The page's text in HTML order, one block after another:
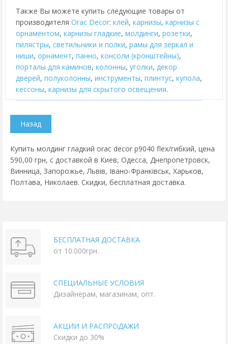
Также Вы можете купить следующие товары от
производителя Orac Decor: клей, карнизы, карнизы с
орнаментом, карнизы гладкие, молдинги, розетки,
пилястры, cветильники и полки, рамы для зеркал и
ниши, орнамент, панно, консоли (кронштейны),
порталы для каминов, колонны, уголки, декор
дверей, полуколонны, инструменты, плинтус, купола,
кессоны, карнизы для скрытого освещения.
Купить молдинг гладкий orac decor p9040 flex/гибкий, цена
590,00 грн, с доставкой в Киев, Одесса, Днепропетровск,
Винница, Запорожье, Львів, Івано-Франківськ, Харьков,
Полтава, Николаев. Скидки, бесплатная доставка.
БЕСПЛАТНАЯ ДОСТАВКА
от 10.000грн.
СПЕЦИАЛЬНЫЕ УСЛОВИЯ
Дизайнерам, магазинам, опт.
АКЦИИ И РАСПРОДАЖИ
Скидки до 30%